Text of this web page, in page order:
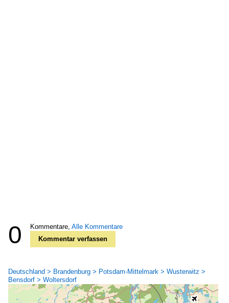
0 Kommentare, Alle Kommentare
Kommentar verfassen
Deutschland > Brandenburg > Potsdam-Mittelmark > Wusterwitz >
Bensdorf > Woltersdorf